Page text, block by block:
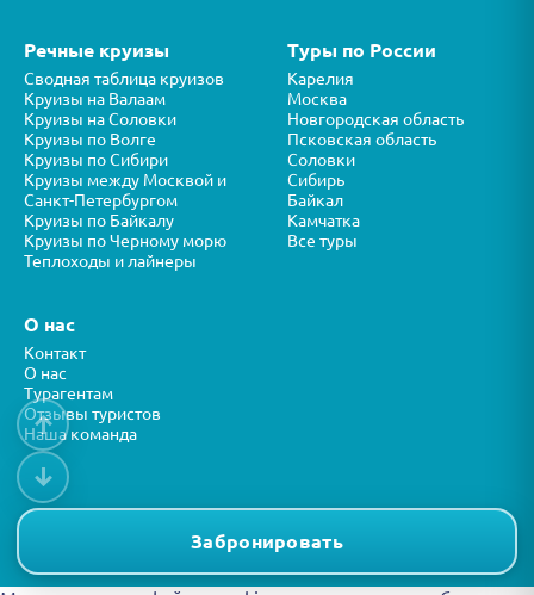
Забронировать
Речные круизы
Сводная таблица круизов
Круизы на Валаам
Круизы на Соловки
Круизы по Волге
Круизы по Сибири
Круизы между Москвой и
Санкт-Петербургом
Круизы по Байкалу
Круизы по Черному морю
Теплоходы и лайнеры
Туры по России
Карелия
Москва
Новгородская область
Псковская область
Соловки
Сибирь
Байкал
Камчатка
Все туры
О нас
Контакт
О нас
Турагентам
Отзывы туристов
Наша команда
Представленная на сайте информация носит справочный характер и
не является публичной офертой.
↑
↓